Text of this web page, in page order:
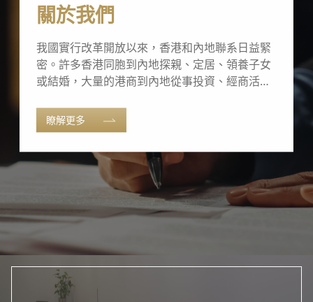
關於我們
我國實行改革開放以來，香港和內地聯系日益緊
密。許多香港同胞到內地探親、定居、領養子女
或結婚，大量的港商到內地從事投資、經商活
瞭解更多